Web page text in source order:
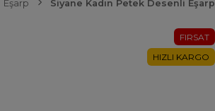
Eşarp Siyane Kadın Petek Desenli Eşarp
FIRSAT
HIZLI KARGO